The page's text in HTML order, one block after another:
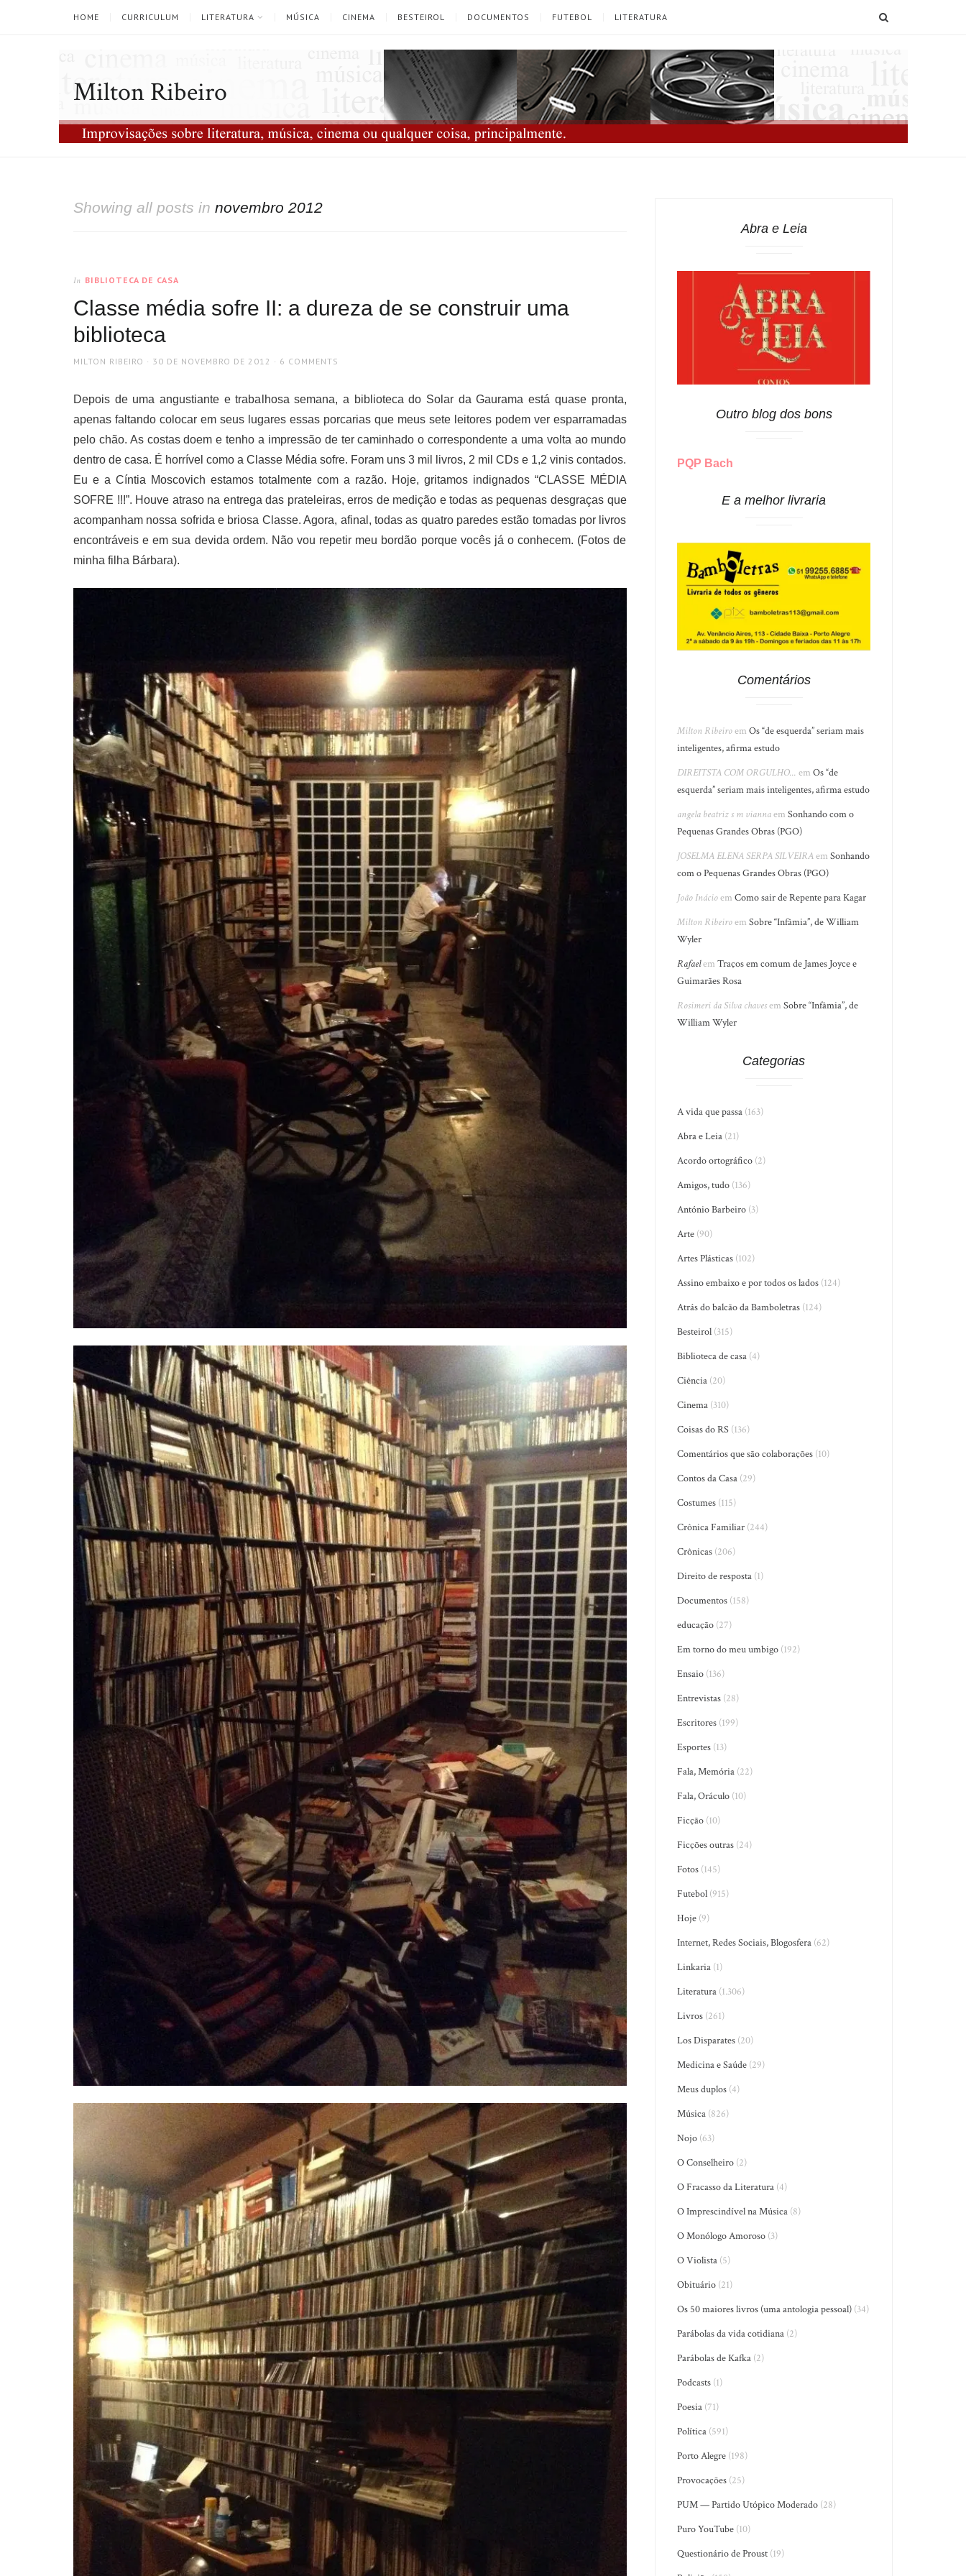
HOME CURRICULUM LITERATURA MÚSICA CINEMA BESTEIROL DOCUMENTOS FUTEBOL LITERATURA
Milton Ribeiro
Showing all posts in novembro 2012
In BIBLIOTECA DE CASA
Classe média sofre II: a dureza de se construir uma
biblioteca
AUTHOR
MILTON RIBEIRO
POSTED
30 DE NOVEMBRO DE 2012 6 COMMENTS
Depois de uma angustiante e trabalhosa semana, a biblioteca do Solar da Gaurama está quase pronta,
apenas faltando colocar em seus lugares essas porcarias que meus sete leitores podem ver esparramadas
pelo chão. As costas doem e tenho a impressão de ter caminhado o correspondente a uma volta ao mundo
dentro de casa. É horrível como a Classe Média sofre. Foram uns 3 mil livros, 2 mil CDs e 1,2 vinis contados.
Eu e a Cíntia Moscovich estamos totalmente com a razão. Hoje, gritamos indignados “CLASSE MÉDIA
SOFRE !!!”. Houve atraso na entrega das prateleiras, erros de medição e todas as pequenas desgraças que
acompanham nossa sofrida e briosa Classe. Agora, afinal, todas as quatro paredes estão tomadas por livros
encontráveis e em sua devida ordem. Não vou repetir meu bordão porque vocês já o conhecem. (Fotos de
minha filha Bárbara).
Abra e Leia
Outro blog dos bons
PQP Bach
E a melhor livraria
Comentários
Milton RibeiroemOs “de esquerda” seriam mais
inteligentes, afirma estudo
DIREITSTA COM ORGULHO... emOs “de
esquerda” seriam mais inteligentes, afirma estudo
angela beatriz s m viannaemSonhando com o
Pequenas Grandes Obras (PGO)
JOSELMA ELENA SERPA SILVEIRAemSonhando
com o Pequenas Grandes Obras (PGO)
João InácioemComo sair de Repente para Kagar
Milton RibeiroemSobre “Infâmia”, de William
Wyler
RafaelemTraços em comum de James Joyce e
Guimarães Rosa
Rosimeri da Silva chavesemSobre “Infâmia”, de
William Wyler
Categorias
A vida que passa (163)
Abra e Leia (21)
Acordo ortográfico (2)
Amigos, tudo (136)
António Barbeiro (3)
Arte (90)
Artes Plásticas (102)
Assino embaixo e por todos os lados (124)
Atrás do balcão da Bamboletras (124)
Besteirol (315)
Biblioteca de casa (4)
Ciência (20)
Cinema (310)
Coisas do RS (136)
Comentários que são colaborações (10)
Contos da Casa (29)
Costumes (115)
Crônica Familiar (244)
Crônicas (206)
Direito de resposta (1)
Documentos (158)
educação (27)
Em torno do meu umbigo (192)
Ensaio (136)
Entrevistas (28)
Escritores (199)
Esportes (13)
Fala, Memória (22)
Fala, Oráculo (10)
Ficção (10)
Ficções outras (24)
Fotos (145)
Futebol (915)
Hoje (9)
Internet, Redes Sociais, Blogosfera (62)
Linkaria (1)
Literatura (1.306)
Livros (261)
Los Disparates (20)
Medicina e Saúde (29)
Meus duplos (4)
Música (826)
Nojo (63)
O Conselheiro (2)
O Fracasso da Literatura (4)
O Imprescindível na Música (8)
O Monólogo Amoroso (3)
O Violista (5)
Obituário (21)
Os 50 maiores livros (uma antologia pessoal) (34)
Parábolas da vida cotidiana (2)
Parábolas de Kafka (2)
Podcasts (1)
Poesia (71)
Política (591)
Porto Alegre (198)
Provocações (25)
PUM — Partido Utópico Moderado (28)
Puro YouTube (10)
Questionário de Proust (19)